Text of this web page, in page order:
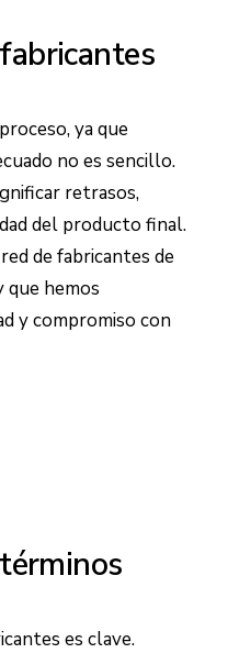
ya que
no es sencillo.
retrasos,
del producto final.
de fabricantes de
que hemos
y compromiso con
es clave.